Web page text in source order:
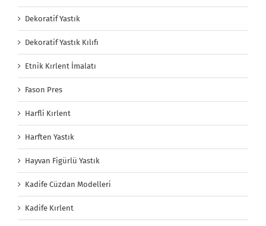
Dekoratif Yastık
Dekoratif Yastık Kılıfı
Etnik Kırlent İmalatı
Fason Pres
Harfli Kırlent
Harften Yastık
Hayvan Figürlü Yastık
Kadife Cüzdan Modelleri
Kadife Kırlent